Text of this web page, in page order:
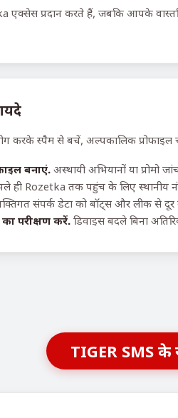
प्रदान करते हैं, जबकि आपके
करके स्पैम से बचें, अल्पकालिक प्रोफाइल
बनाएं. अस्थायी अभियानों या प्रोमो
ही Rozetka तक पहुंच के लिए स्थानीय
संपर्क डेटा को बॉट्स और लीक से दूर
परीक्षण करें. डिवाइस बदले बिना
TIGER SMS